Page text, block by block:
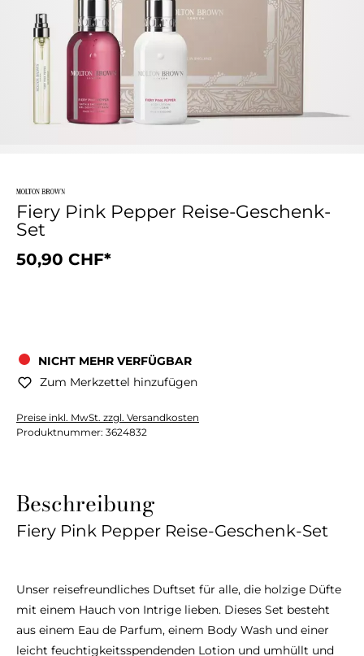
Fiery Pink Pepper Reise-Geschenk-
Set
50,90 CHF*
NICHT MEHR VERFÜGBAR
Zum Merkzettel hinzufügen
Preise inkl. MwSt. zzgl. Versandkosten
Produktnummer: 3624832
Beschreibung
Fiery Pink Pepper Reise-Geschenk-Set
Unser reisefreundliches Duftset für alle, die holzige Düfte
mit einem Hauch von Intrige lieben. Dieses Set besteht
aus einem Eau de Parfum, einem Body Wash und einer
leicht feuchtigkeitsspendenden Lotion und umhüllt und